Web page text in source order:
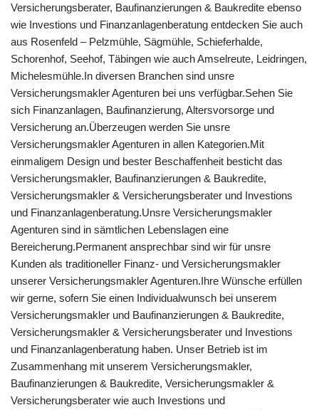
Versicherungsberater, Baufinanzierungen & Baukredite ebenso
wie Investions und Finanzanlagenberatung entdecken Sie auch
aus Rosenfeld – Pelzmühle, Sägmühle, Schieferhalde,
Schorenhof, Seehof, Täbingen wie auch Amselreute, Leidringen,
Michelesmühle.In diversen Branchen sind unsre
Versicherungsmakler Agenturen bei uns verfügbar.Sehen Sie
sich Finanzanlagen, Baufinanzierung, Altersvorsorge und
Versicherung an.Überzeugen werden Sie unsre
Versicherungsmakler Agenturen in allen Kategorien.Mit
einmaligem Design und bester Beschaffenheit besticht das
Versicherungsmakler, Baufinanzierungen & Baukredite,
Versicherungsmakler & Versicherungsberater und Investions
und Finanzanlagenberatung.Unsre Versicherungsmakler
Agenturen sind in sämtlichen Lebenslagen eine
Bereicherung.Permanent ansprechbar sind wir für unsre
Kunden als traditioneller Finanz- und Versicherungsmakler
unserer Versicherungsmakler Agenturen.Ihre Wünsche erfüllen
wir gerne, sofern Sie einen Individualwunsch bei unserem
Versicherungsmakler und Baufinanzierungen & Baukredite,
Versicherungsmakler & Versicherungsberater und Investions
und Finanzanlagenberatung haben. Unser Betrieb ist im
Zusammenhang mit unserem Versicherungsmakler,
Baufinanzierungen & Baukredite, Versicherungsmakler &
Versicherungsberater wie auch Investions und